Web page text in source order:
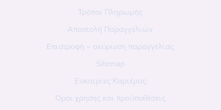
Τρόποι Πληρωμής
Αποστολή Παραγγελιών
Επιστροφή – ακύρωση παραγγελίας
Sitemap
Ευκαιρίες Καριέρας
Όροι χρήσης και προϋποθέσεις